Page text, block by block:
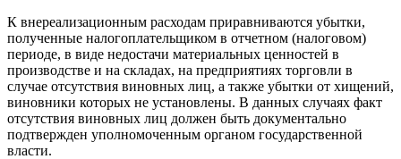
К внереализационным расходам приравниваются убытки,
полученные налогоплательщиком в отчетном (налоговом)
периоде, в виде недостачи материальных ценностей в
производстве и на складах, на предприятиях торговли в
случае отсутствия виновных лиц, а также убытки от хищений,
виновники которых не установлены. В данных случаях факт
отсутствия виновных лиц должен быть документально
подтвержден уполномоченным органом государственной
власти.